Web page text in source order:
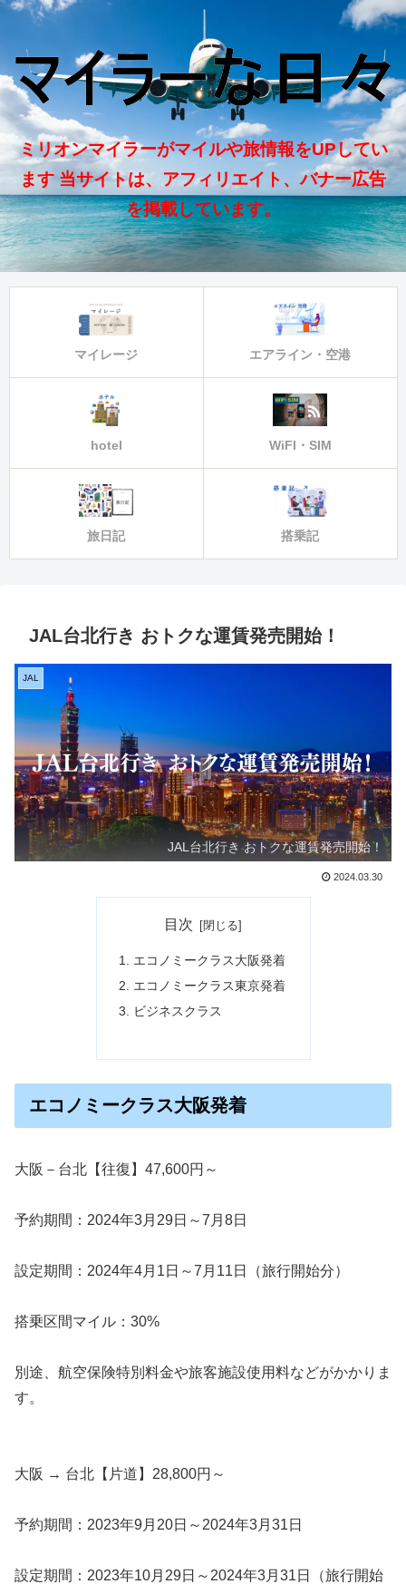
ミリオンマイラーがマイルや旅情報をUPしてい
ます 当サイトは、アフィリエイト、バナー広告
を掲載しています。
マイレージ エアライン・空港
hotel WiFI・SIM
旅日記 搭乗記
JAL台北行き おトクな運賃発売開始！
JAL
JAL台北行き おトクな運賃発売開始！
2024.03.30
目次
エコノミークラス大阪発着
エコノミークラス東京発着
ビジネスクラス
エコノミークラス大阪発着
大阪－台北【往復】47,600円～
予約期間：2024年3月29日～7月8日
設定期間：2024年4月1日～7月11日（旅行開始分）
搭乗区間マイル：30%
別途、航空保険特別料金や旅客施設使用料などがかかりま
す。
大阪 → 台北【片道】28,800円～
予約期間：2023年9月20日～2024年3月31日
設定期間：2023年10月29日～2024年3月31日（旅行開始